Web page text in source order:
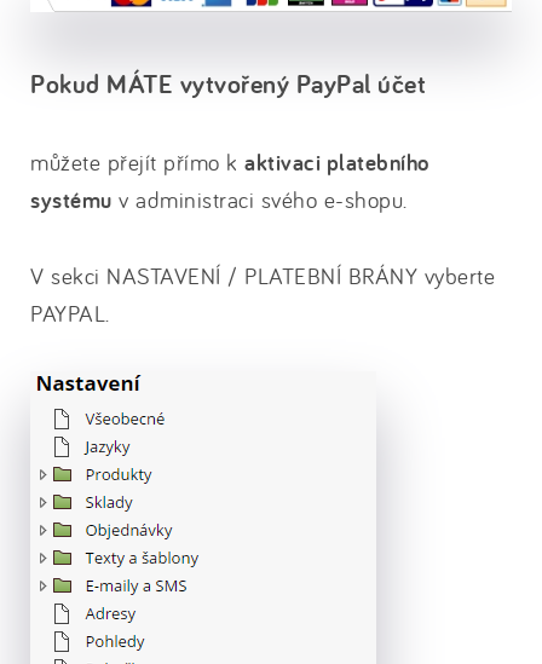
Pokud MÁTE vytvořený PayPal účet
můžete přejít přímo k aktivaci platebního
systému v administraci svého e-shopu.
V sekci NASTAVENÍ / PLATEBNÍ BRÁNY vyberte
PAYPAL.